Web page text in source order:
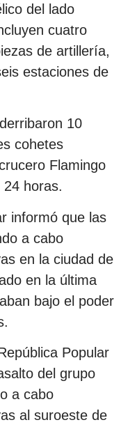
del lado
cuatro
de artillería,
estaciones de
10
cohetes
Flamingo
horas.
informó que las
a cabo
en la ciudad de
en la última
bajo el poder
Popular
del grupo
a cabo
al suroeste de